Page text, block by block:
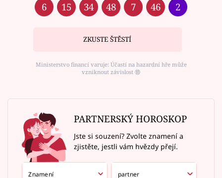
6 15 34 48 7 46 2
ZKUSTE ŠTĚSTÍ
Ministerstvo financí varuje: Účastí na hazardní hře může
vzniknout závislost ⑱
PARTNERSKÝ HOROSKOP
Jste si souzení? Zvolte znamení a
zjistěte, jestli vám hvězdy přejí.